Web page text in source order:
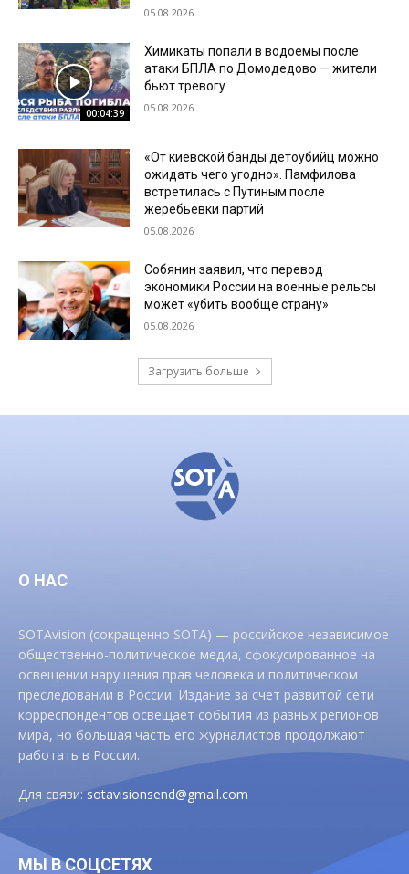
05.08.2026
00:04:39
Химикаты попали в водоемы после
атаки БПЛА по Домодедово — жители
бьют тревогу
05.08.2026
«От киевской банды детоубийц можно
ожидать чего угодно». Памфилова
встретилась с Путиным после
жеребьевки партий
05.08.2026
Собянин заявил, что перевод
экономики России на военные рельсы
может «убить вообще страну»
05.08.2026
Загрузить больше
О НАС
SOTAvision (сокращенно SOTA) — российское независимое
общественно-политическое медиа, сфокусированное на
освещении нарушения прав человека и политическом
преследовании в России. Издание за счет развитой сети
корреспондентов освещает события из разных регионов
мира, но большая часть его журналистов продолжают
работать в России.
Для связи:sotavisionsend@gmail.com
МЫ В СОЦСЕТЯХ